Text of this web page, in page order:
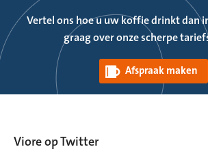
Vertel ons hoe u uw koffie drinkt dan
graag over onze scherpe
Afspraak maken
Viore op Twitter
Wat bepaalt het succes van een
http://t.co/ZS8aLoh4gG
@pechakucha_ams : Woohoo, we’re
domain name! Soon you’ll be able to visit
http://pechakucha.amsterdam . htt…